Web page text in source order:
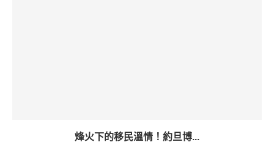
烽火下的移民溫情！約旦博...